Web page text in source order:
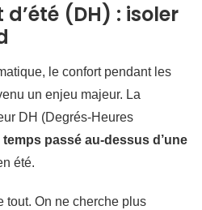
(DH) : isoler
le confort pendant les
un enjeu majeur. La
DH (Degrés-Heures
temps passé au-dessus d’une
été.
tout. On ne cherche plus